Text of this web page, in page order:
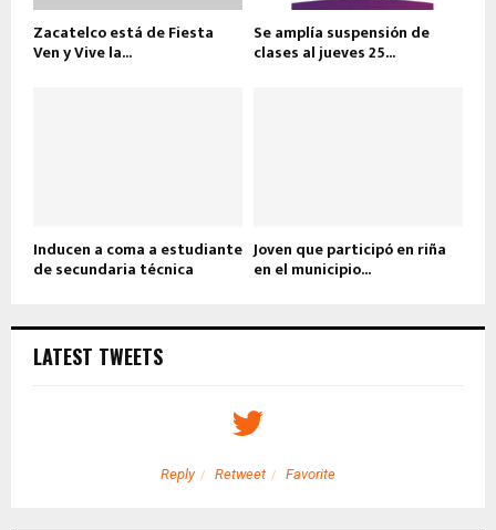
Zacatelco está de Fiesta
Ven y Vive la...
Se amplía suspensión de
clases al jueves 25...
Inducen a coma a estudiante
de secundaria técnica
Joven que participó en riña
en el municipio...
LATEST TWEETS
Reply Retweet Favorite